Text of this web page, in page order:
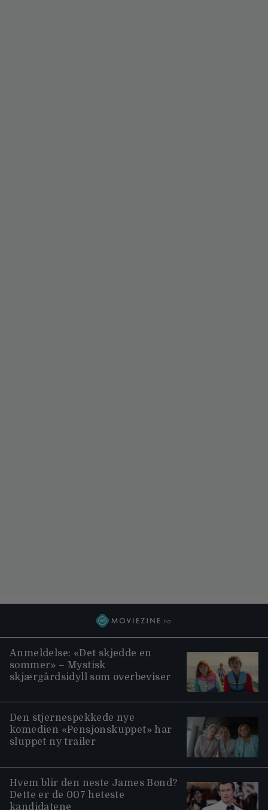
Anmeldelse: «Det skjedde en
sommer» – Mystisk
skjærgårdsidyll som overbeviser
Den stjernespekkede nye
komedien «Pensjonskuppet» har
sluppet ny trailer
Hvem blir den neste James Bond?
Dette er de 007 heteste
kandidatene